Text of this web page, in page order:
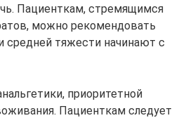
Пациенткам, стремящимся
можно рекомендовать
средней тяжести начинают с
приоритетной
Пациенткам следует